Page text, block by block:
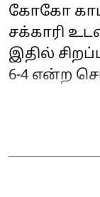
கோகோ காப்,
சக்காரி
இதில்
6-4 என்ற